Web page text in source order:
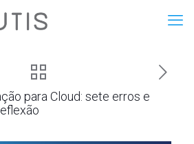
para Cloud: sete erros e